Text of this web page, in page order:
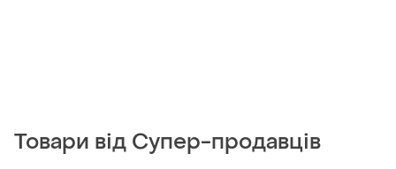
Товари від Супер-продавців